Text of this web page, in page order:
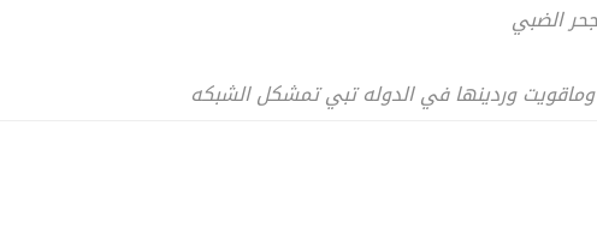
الضبي
وردينها في الدوله تبي تمشكل الشبكه